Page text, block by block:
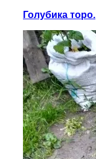
Голубика торо.